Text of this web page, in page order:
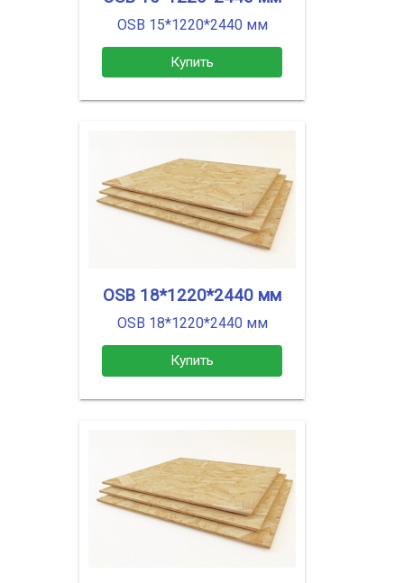
OSB 15*1220*2440 мм
Купить
OSB 18*1220*2440 мм
OSB 18*1220*2440 мм
Купить